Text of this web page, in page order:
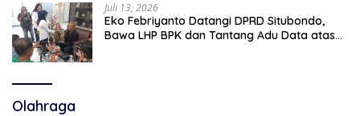
Juli 13, 2026
Eko Febriyanto Datangi DPRD Situbondo,
Bawa LHP BPK dan Tantang Adu Data atas
Olahraga